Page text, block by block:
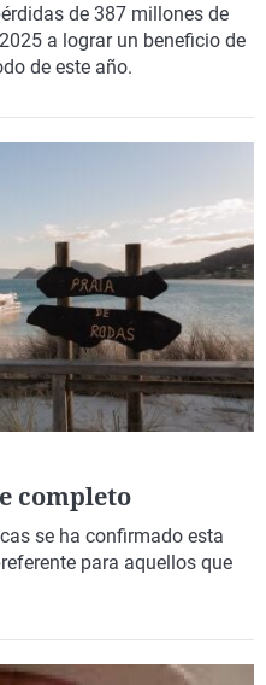
de 387 millones de
a lograr un beneficio de
de este año.
completo
se ha confirmado esta
para aquellos que